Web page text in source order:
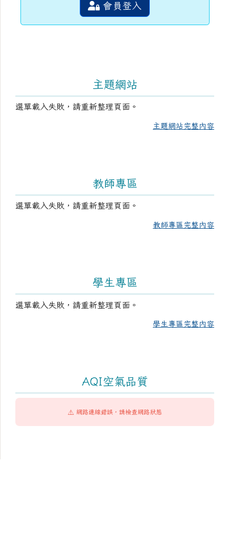
會員登入
主題網站
選單載入失敗，請重新整理頁面。
主題網站完整內容
教師專區
選單載入失敗，請重新整理頁面。
教師專區完整內容
學生專區
選單載入失敗，請重新整理頁面。
學生專區完整內容
AQI空氣品質
⚠️ 網路連線錯誤，請檢查網路狀態